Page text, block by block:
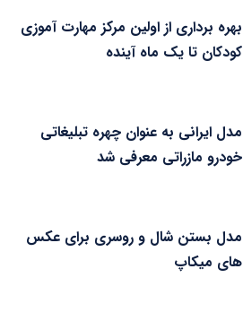
بهره برداری از اولین مرکز مهارت آموزی
کودکان تا یک ماه آینده
مدل ایرانی به عنوان چهره تبلیغاتی
خودرو مازراتی معرفی شد
مدل بستن شال و روسری برای عکس
های میکاپ